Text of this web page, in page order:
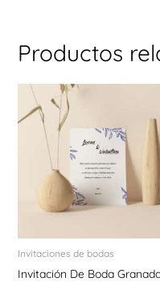
Productos
Invitaciones de bodas
Invitación De Boda